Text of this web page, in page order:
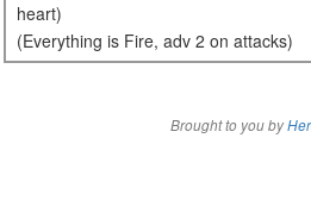
heart)
(Everything is Fire, adv 2 on attacks)
Brought to you by